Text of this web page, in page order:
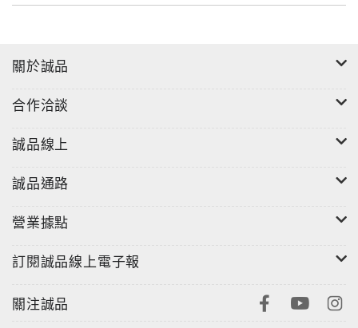
適應新環境，家貓如何招呼新貓，建立起自己的家規？
小賢豆豆媽‧喬安
台灣認養地圖協會
真心推薦請支持認養貓的活動，愛牠請留下牠！
關於誠品
合作洽談
誠品線上
誠品通路
營業據點
訂閱誠品線上電子報
關注誠品